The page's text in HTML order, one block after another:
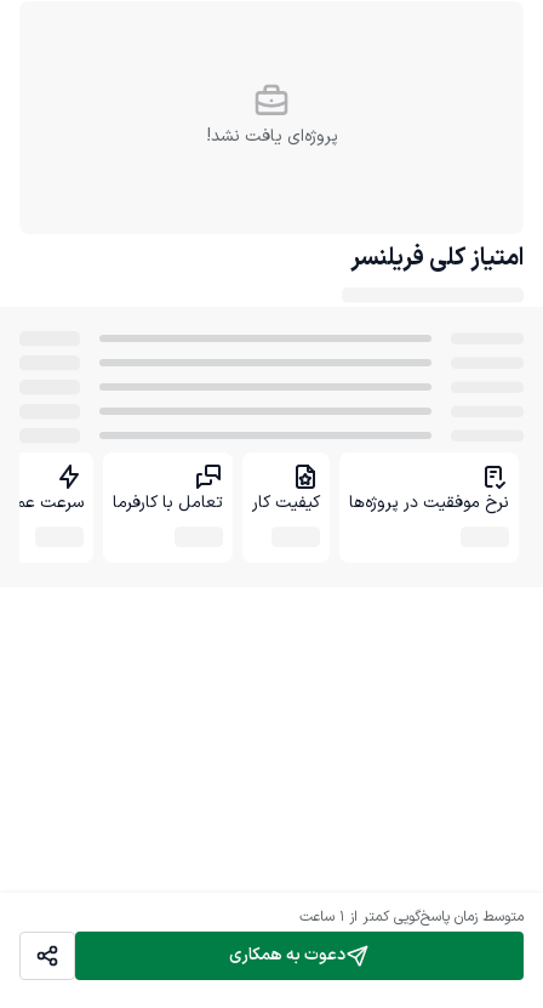
دعوت به همکاری
متوسط زمان پاسخ‌گویی کمتر از 1 ساعت
پروژه‌ای یافت نشد!
امتیاز کلی فریلنسر
نرخ موفقیت در پروژه‌ها کیفیت کار تعامل با کارفرما سرعت عمل